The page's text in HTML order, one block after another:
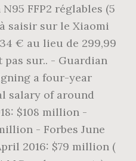
FFP2 réglables (5
saisir sur le Xiaomi
€ au lieu de 299,99
sur.. - Guardian
a four-year
salary of around
$108 million -
- Forbes June
2016: $79 million (